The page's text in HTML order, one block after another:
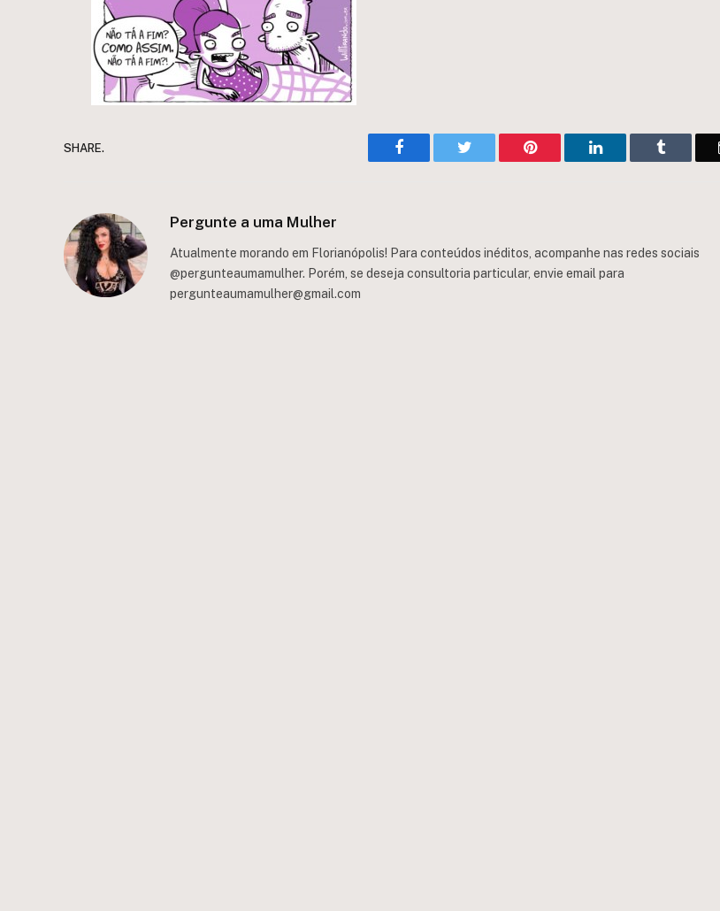
SHARE. Facebook Twitter Pinterest LinkedIn Tumblr
Pergunte a uma Mulher
Atualmente morando em Florianópolis! Para conteúdos inéditos, acompanhe nas redes sociais
@pergunteaumamulher. Porém, se deseja consultoria particular, envie email para
pergunteaumamulher@gmail.com